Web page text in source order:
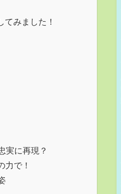
みました！
実に再現？
で！